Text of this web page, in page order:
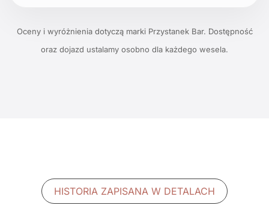
Oceny i wyróżnienia dotyczą marki Przystanek Bar. Dostępność
oraz dojazd ustalamy osobno dla każdego wesela.
HISTORIA ZAPISANA W DETALACH